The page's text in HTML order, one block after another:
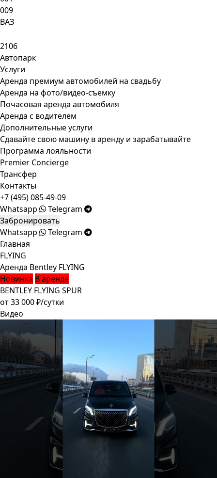
009
ВАЗ
2106
Автопарк
Услуги
Аренда премиум автомобилей на свадьбу
Аренда на фото/видео-съемку
Почасовая аренда автомобиля
Аренда с водителем
Дополнительные услуги
Сдавайте свою машину в аренду и зарабатывайте
Программа лояльности
Premier Concierge
Трансфер
Контакты
+7 (495) 085-49-09
Whatsapp
Telegram
Забронировать
Whatsapp
Telegram
Главная
FLYING
Аренда Bentley FLYING
Новинка В аренде
BENTLEY FLYING SPUR
от33 000 ₽/сутки
Видео